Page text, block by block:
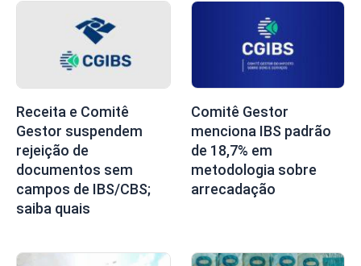
Receita e Comitê
Gestor suspendem
rejeição de
documentos sem
campos de IBS/CBS;
saiba quais
Comitê Gestor
menciona IBS padrão
de 18,7% em
metodologia sobre
arrecadação